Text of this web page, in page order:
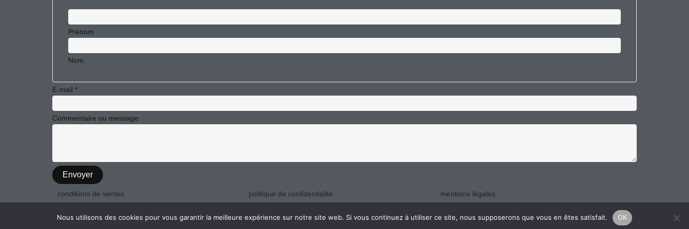
Prénom
Nom
message
E-
E-mail *
Commentaire ou message
Envoyer
conditions de ventes politique de confidentialité mentions légales
Nous utilisons des cookies pour vous garantir la meilleure expérience sur notre site web. Si vous continuez à utiliser ce site, nous supposerons que vous en êtes satisfait. OK